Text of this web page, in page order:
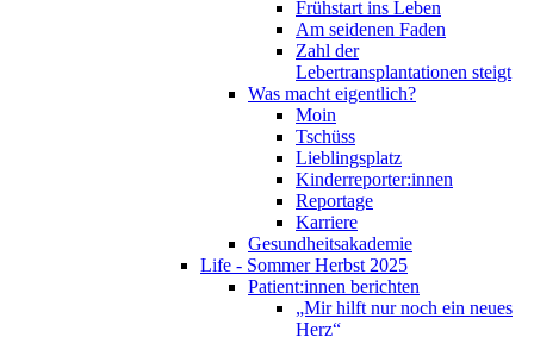
Frühstart ins Leben
Am seidenen Faden
Zahl der
Lebertransplantationen steigt
Was macht eigentlich?
Moin
Tschüss
Lieblingsplatz
Kinderreporter:innen
Reportage
Karriere
Gesundheitsakademie
Life - Sommer Herbst 2025
Patient:innen berichten
„Mir hilft nur noch ein neues
Herz“